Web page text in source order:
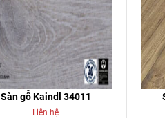
Sàn gỗ Kaindl 34011
Liên hệ